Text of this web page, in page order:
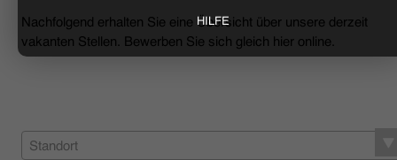
HILFE
UNTERNEHMEN
NACHHALTIGKEIT
Nachfolgend erhalten Sie eine Übersicht über unsere derzeit
vakanten Stellen. Bewerben Sie sich gleich hier online.
Standort